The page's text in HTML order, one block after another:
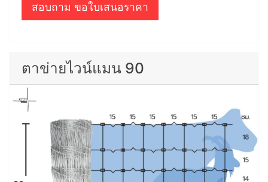
สอบถาม ขอใบเสนอราคา
ตาข่ายไวน์แมน 90